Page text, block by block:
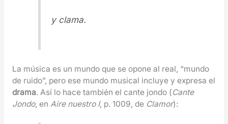
y clama.
La música es un mundo que se opone al real, “mundo
de ruido”, pero ese mundo musical incluye y expresa el
drama. Así lo hace también el cante jondo (Cante
Jondo, en Aire nuestro I, p. 1009, de Clamor):